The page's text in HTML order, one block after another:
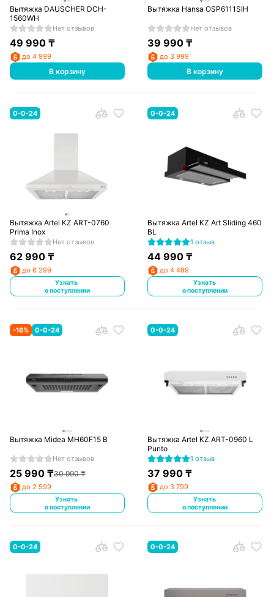
Вытяжка DAUSCHER DCH-
1560WH
Нет отзывов
49 990₸
до 4 999
В корзину
Вытяжка Hansa OSP6111SIH
Нет отзывов
39 990 ₸
до 3 999
В корзину
0-0-24
Вытяжка Artel KZ ART-0760
Prima Inox
Нет отзывов
62 990₸
до 6 299
Узнать
о поступлении
0-0-24
Вытяжка Artel KZ Art Sliding 460
BL
1 отзыв
44 990 ₸
до 4 499
Узнать
о поступлении
-16% 0-0-24
Вытяжка Midea MH60F15 B
Нет отзывов
25 990₸30 990₸
до 2 599
Узнать
о поступлении
0-0-24
Вытяжка Artel KZ ART-0960 L
Punto
1 отзыв
37 990 ₸
до 3 799
Узнать
о поступлении
0-0-24 0-0-24